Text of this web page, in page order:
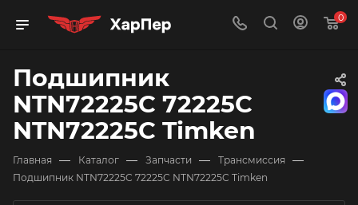
0
Подшипник
NTN72225C 72225C
NTN72225C Timken
Главная — Каталог — Запчасти — Трансмиссия —
Подшипник NTN72225C 72225C NTN72225C Timken